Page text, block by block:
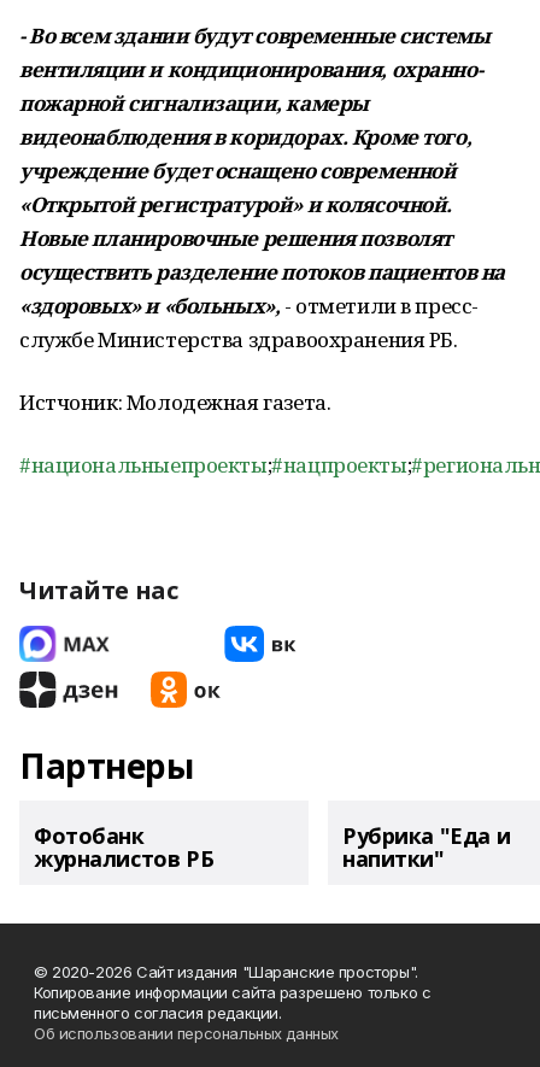
- Во всем здании будут современные системы
вентиляции и кондиционирования, охранно-
пожарной сигнализации, камеры
видеонаблюдения в коридорах. Кроме того,
учреждение будет оснащено современной
«Открытой регистратурой» и колясочной.
Новые планировочные решения позволят
осуществить разделение потоков пациентов на
«здоровых» и «больных», - отметили в пресс-
службе Министерства здравоохранения РБ.
Истчоник: Молодежная газета.
#национальныепроекты;#нацпроекты;
Читайте нас
Партнеры
Фотобанк
журналистов РБ
Рубрика "Еда и
напитки"
© 2020-2026 Сайт издания "Шаранские просторы".
Копирование информации сайта разрешено только с
письменного согласия редакции.
Об использовании персональных данных